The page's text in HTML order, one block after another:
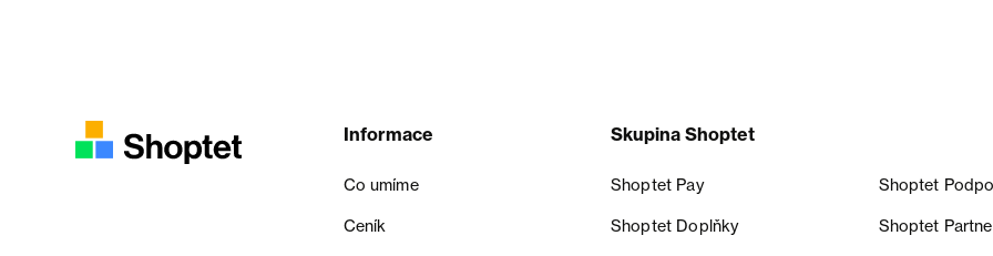
Informace
Co umíme
Ceník
Skupina Shoptet
Shoptet Pay Shoptet
Shoptet Doplňky Shoptet